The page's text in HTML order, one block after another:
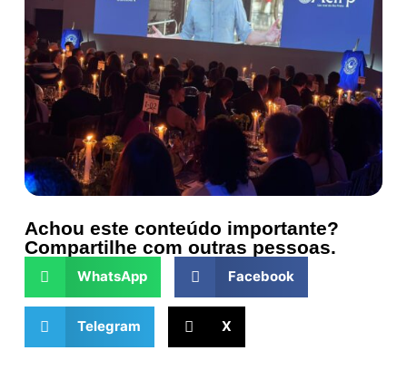
Achou este conteúdo importante?
Compartilhe com outras pessoas.
WhatsApp Facebook
Telegram X